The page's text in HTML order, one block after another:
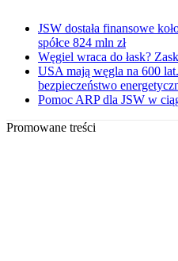
JSW dostała finansowe
spółce 824 mln zł
Węgiel wraca do łask?
USA mają węgla na 600
bezpieczeństwo
Pomoc ARP dla JSW w
Promowane treści